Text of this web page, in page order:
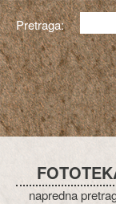
Pretraga:
napredna